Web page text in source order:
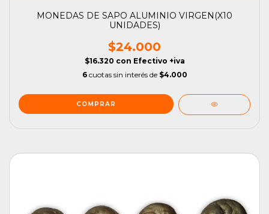
MONEDAS DE SAPO ALUMINIO VIRGEN(X10
UNIDADES)
$24.000
$16.320 con Efectivo +iva
6 cuotas sin interés de $4.000